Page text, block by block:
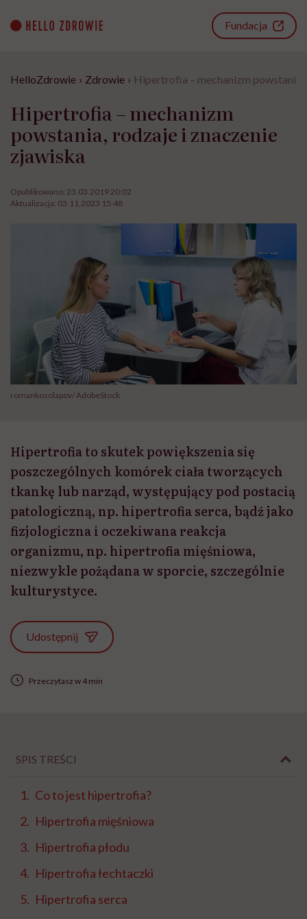
content
Fundacja
HelloZdrowie › Zdrowie › Hipertrofia – mechanizm
Hipertrofia – mechanizm
powstania, rodzaje i znaczenie
zjawiska
Opublikowano: 23.03.2019 20:02
Aktualizacja: 03.11.2023 15:48
romankosolapov/ AdobeStock
Hipertrofia to skutek powiększenia się
poszczególnych komórek ciała tworzących
tkankę lub narząd, występujący pod postacią
patologiczną, np. hipertrofia serca, bądź jako
fizjologiczna i oczekiwana reakcja
organizmu, np. hipertrofia mięśniowa,
niezwykle pożądana w sporcie, szczególnie
kulturystyce.
Udostępnij
Przeczytasz w 4 min
SPIS TREŚCI
Co to jest hipertrofia?
Hipertrofia mięśniowa
Hipertrofia płodu
Hipertrofia łechtaczki
Hipertrofia serca